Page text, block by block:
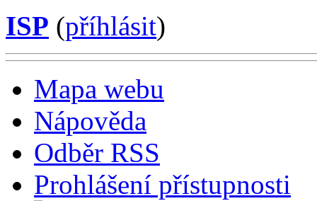
ISP (příhlásit)
Mapa webu
Nápověda
Odběr RSS
Prohlášení přístupnosti